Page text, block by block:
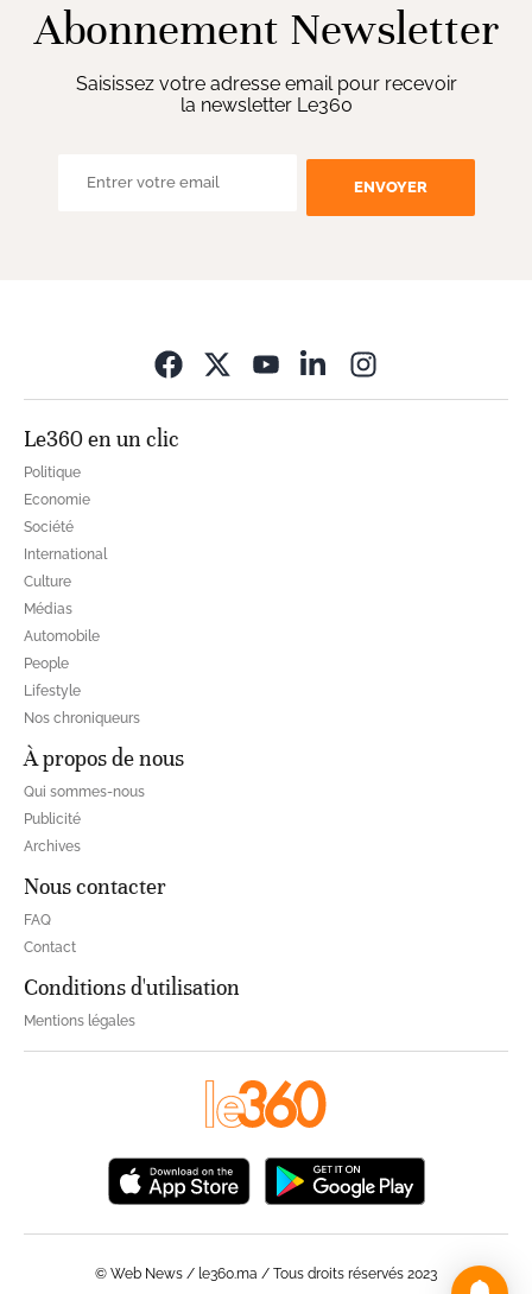
Abonnement Newsletter
Saisissez votre adresse email pour recevoir
la newsletter Le360
ENVOYER
Le360 en un clic
Politique
Economie
Société
International
Culture
Médias
Automobile
People
Lifestyle
Nos chroniqueurs
À propos de nous
Qui sommes-nous
Publicité
Archives
Nous contacter
FAQ
Contact
Conditions d'utilisation
Mentions légales
© Web News / le360.ma / Tous droits réservés 2023